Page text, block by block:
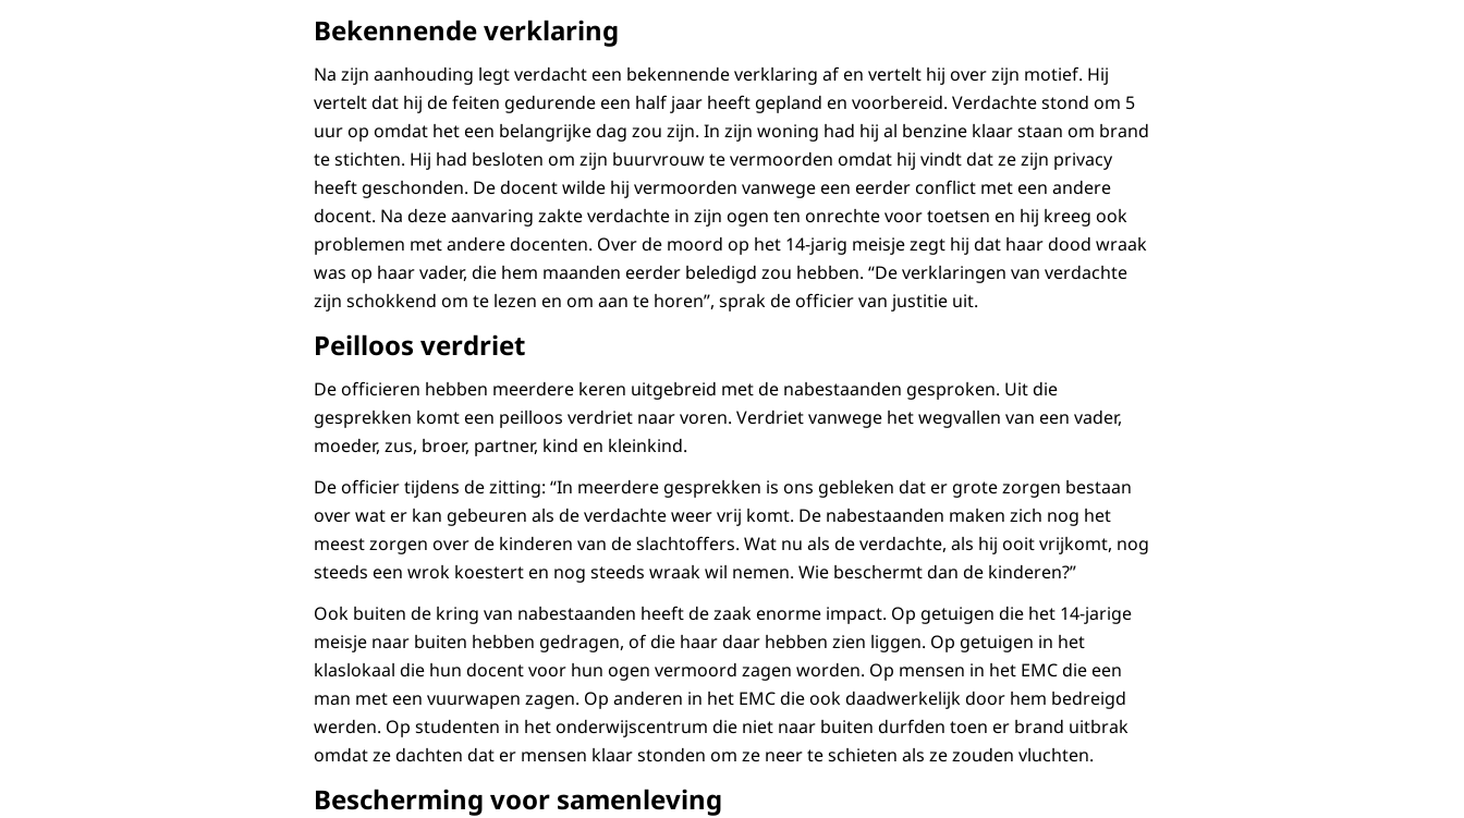
Bekennende verklaring
Na zijn aanhouding legt verdacht een bekennende verklaring af en vertelt hij over zijn motief. Hij
vertelt dat hij de feiten gedurende een half jaar heeft gepland en voorbereid. Verdachte stond om 5
uur op omdat het een belangrijke dag zou zijn. In zijn woning had hij al benzine klaar staan om brand
te stichten. Hij had besloten om zijn buurvrouw te vermoorden omdat hij vindt dat ze zijn privacy
heeft geschonden. De docent wilde hij vermoorden vanwege een eerder conflict met een andere
docent. Na deze aanvaring zakte verdachte in zijn ogen ten onrechte voor toetsen en hij kreeg ook
problemen met andere docenten. Over de moord op het 14-jarig meisje zegt hij dat haar dood wraak
was op haar vader, die hem maanden eerder beledigd zou hebben. “De verklaringen van verdachte
zijn schokkend om te lezen en om aan te horen”, sprak de officier van justitie uit.
Peilloos verdriet
De officieren hebben meerdere keren uitgebreid met de nabestaanden gesproken. Uit die
gesprekken komt een peilloos verdriet naar voren. Verdriet vanwege het wegvallen van een vader,
moeder, zus, broer, partner, kind en kleinkind.
De officier tijdens de zitting: “In meerdere gesprekken is ons gebleken dat er grote zorgen bestaan
over wat er kan gebeuren als de verdachte weer vrij komt. De nabestaanden maken zich nog het
meest zorgen over de kinderen van de slachtoffers. Wat nu als de verdachte, als hij ooit vrijkomt, nog
steeds een wrok koestert en nog steeds wraak wil nemen. Wie beschermt dan de kinderen?”
Ook buiten de kring van nabestaanden heeft de zaak enorme impact. Op getuigen die het 14-jarige
meisje naar buiten hebben gedragen, of die haar daar hebben zien liggen. Op getuigen in het
klaslokaal die hun docent voor hun ogen vermoord zagen worden. Op mensen in het EMC die een
man met een vuurwapen zagen. Op anderen in het EMC die ook daadwerkelijk door hem bedreigd
werden. Op studenten in het onderwijscentrum die niet naar buiten durfden toen er brand uitbrak
omdat ze dachten dat er mensen klaar stonden om ze neer te schieten als ze zouden vluchten.
Bescherming voor samenleving